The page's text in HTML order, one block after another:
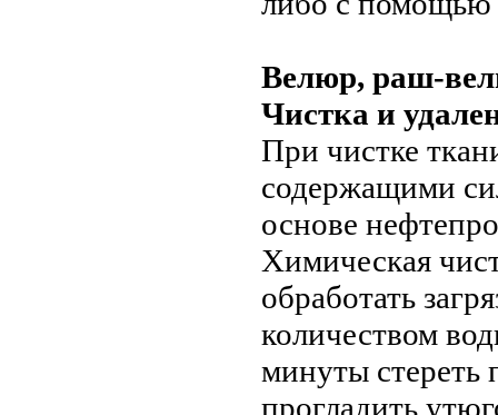
Велюр, раш-
Чистка и
При чистке
содержащими
основе
Химическая
обработать
количеством
минуты стереть
прогладить